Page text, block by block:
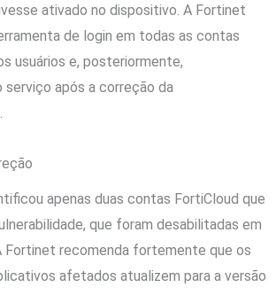
ativado no dispositivo. A Fortinet
de login em todas as contas
usuários e, posteriormente,
após a correção da
apenas duas contas FortiCloud que
que foram desabilitadas em
Fortinet recomenda fortemente que os
afetados atualizem para a versão